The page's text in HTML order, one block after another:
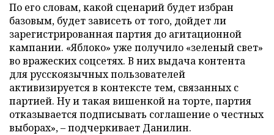
По его словам, какой сценарий будет избран
базовым, будет зависеть от того, дойдет ли
зарегистрированная партия до агитационной
кампании. «Яблоко» уже получило «зеленый свет»
во вражеских соцсетях. В них выдача контента
для русскоязычных пользователей
активизируется в контексте тем, связанных с
партией. Ну и такая вишенкой на торте, партия
отказывается подписывать соглашение о честных
выборах», – подчеркивает Данилин.